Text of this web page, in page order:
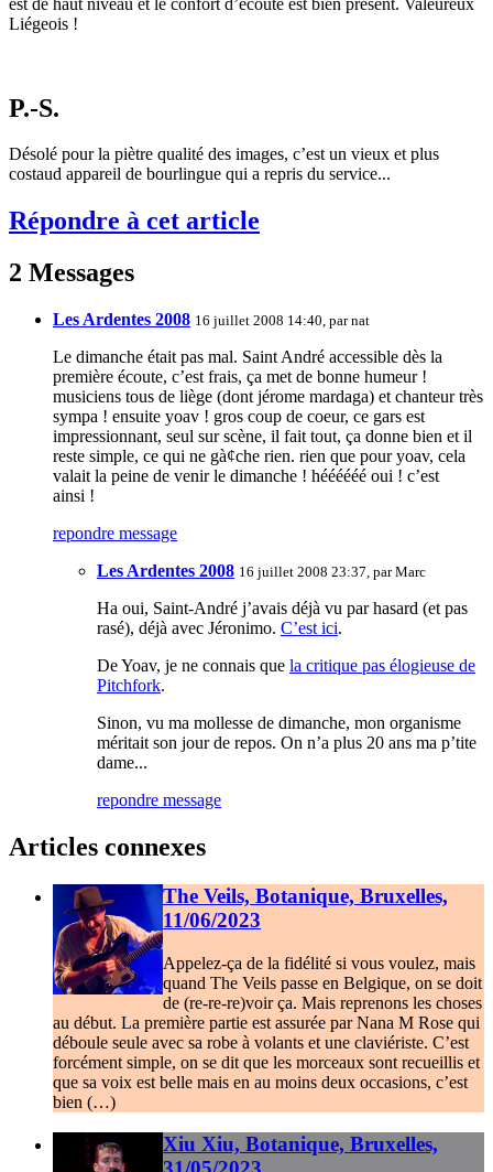
Liégeois !
P.-S.
Désolé pour la piètre qualité des images, c’est un vieux et plus
costaud appareil de bourlingue qui a repris du service...
Répondre à cet article
2 Messages
Les Ardentes 2008 16 juillet 2008 14:40, parnat
Le dimanche était pas mal. Saint André accessible dès la
première écoute, c’est frais, ça met de bonne humeur !
musiciens tous de liège (dont jérome mardaga) et chanteur très
sympa ! ensuite yoav ! gros coup de coeur, ce gars est
impressionnant, seul sur scène, il fait tout, ça donne bien et il
reste simple, ce qui ne gà¢che rien. rien que pour yoav, cela
valait la peine de venir le dimanche ! héééééé oui ! c’est
ainsi !
repondre message
Les Ardentes 2008 16 juillet 2008 23:37, parMarc
Ha oui, Saint-André j’avais déjà vu par hasard (et pas
rasé), déjà avec Jéronimo. C’est ici.
De Yoav, je ne connais que la critique pas élogieuse de
Pitchfork.
Sinon, vu ma mollesse de dimanche, mon organisme
méritait son jour de repos. On n’a plus 20 ans ma p’tite
dame...
repondre message
Articles connexes
The Veils, Botanique, Bruxelles,
11/06/2023
Appelez-ça de la fidélité si vous voulez, mais
quand The Veils passe en Belgique, on se doit
de (re-re-re)voir ça. Mais reprenons les choses
au début. La première partie est assurée par Nana M Rose qui
déboule seule avec sa robe à volants et une claviériste. C’est
forcément simple, on se dit que les morceaux sont recueillis et
que sa voix est belle mais en au moins deux occasions, c’est
bien (…)
Xiu Xiu, Botanique, Bruxelles,